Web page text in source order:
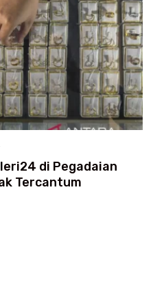
di Pegadaian
Tercantum